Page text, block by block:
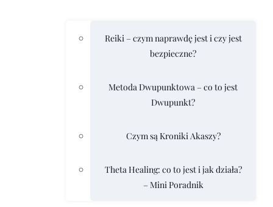
Reiki – czym naprawdę jest i czy jest
bezpieczne?
Metoda Dwupunktowa – co to jest
Dwupunkt?
Czym są Kroniki Akaszy?
Theta Healing: co to jest i jak działa?
– Mini Poradnik